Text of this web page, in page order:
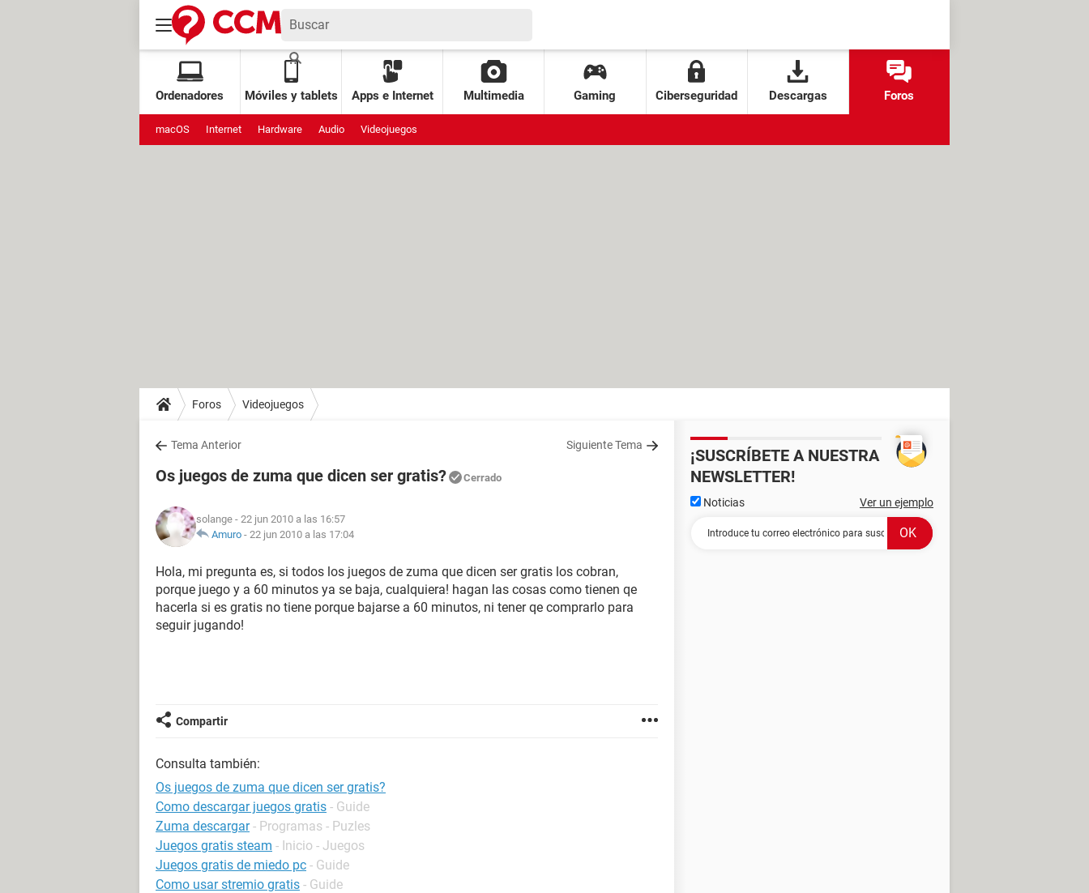
Ordenadores Móviles y tablets Apps e Internet Multimedia Gaming Ciberseguridad Descargas Foros
macOS Internet Hardware Audio Videojuegos
Foros Videojuegos
Tema Anterior Siguiente Tema
Os juegos de zuma que dicen ser gratis? Cerrado
solange - 22 jun 2010 a las 16:57
Amuro - 22 jun 2010 a las 17:04
Hola, mi pregunta es, si todos los juegos de zuma que dicen ser gratis los cobran,
porque juego y a 60 minutos ya se baja, cualquiera! hagan las cosas como tienen qe
hacerla si es gratis no tiene porque bajarse a 60 minutos, ni tener qe comprarlo para
seguir jugando!
Compartir
Consulta también:
Os juegos de zuma que dicen ser gratis?
Como descargar juegos gratis - Guide
Zuma descargar - Programas - Puzles
Juegos gratis steam - Inicio - Juegos
Juegos gratis de miedo pc - Guide
Como usar stremio gratis - Guide
¡SUSCRÍBETE A NUESTRA
NEWSLETTER!
Noticias Ver un ejemplo